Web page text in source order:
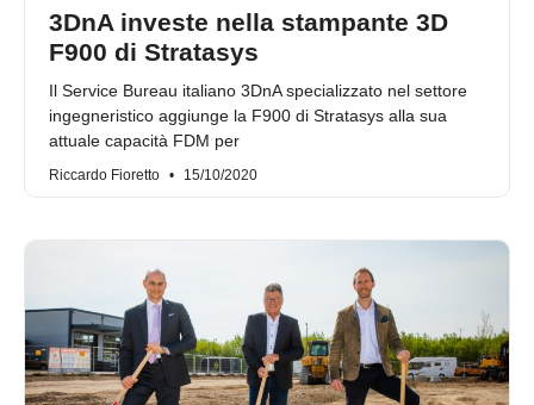
3DnA investe nella stampante 3D
F900 di Stratasys
Il Service Bureau italiano 3DnA specializzato nel settore
ingegneristico aggiunge la F900 di Stratasys alla sua
attuale capacità FDM per
Riccardo Fioretto 15/10/2020